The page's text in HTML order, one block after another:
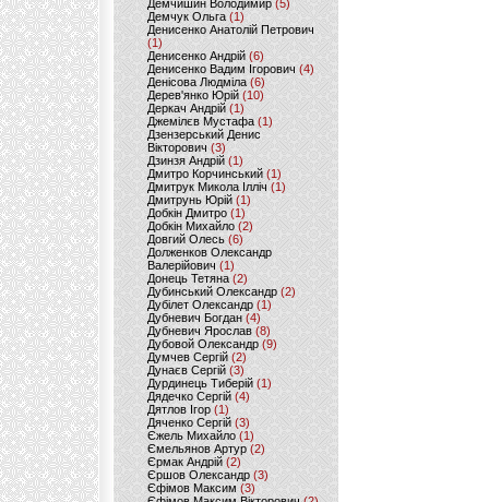
Демчишин Володимир (5)
Демчук Ольга(1)
Денисенко Анатолій Петрович
(1)
Денисенко Андрій (6)
Денисенко Вадим Ігорович (4)
Денісова Людміла(6)
Дерев'янко Юрій(10)
Деркач Андрій(1)
Джемілєв Мустафа (1)
Дзензерський Денис
Вікторович (3)
Дзинзя Андрій (1)
Дмитро Корчинський (1)
Дмитрук Микола Ілліч (1)
Дмитрунь Юрій (1)
Добкін Дмитро(1)
Добкін Михайло (2)
Довгий Олесь (6)
Долженков Олександр
Валерійович (1)
Донець Тетяна (2)
Дубинський Олександр(2)
Дубілет Олександр (1)
Дубневич Богдан (4)
Дубневич Ярослав (8)
Дубовой Олександр(9)
Думчев Сергій (2)
Дунаєв Сергій(3)
Дурдинець Тиберій (1)
Дядечко Сергій (4)
Дятлов Ігор (1)
Дяченко Сергій (3)
Єжель Михайло (1)
Ємельянов Артур (2)
Єрмак Андрій (2)
Єршов Олександр (3)
Єфімов Максим (3)